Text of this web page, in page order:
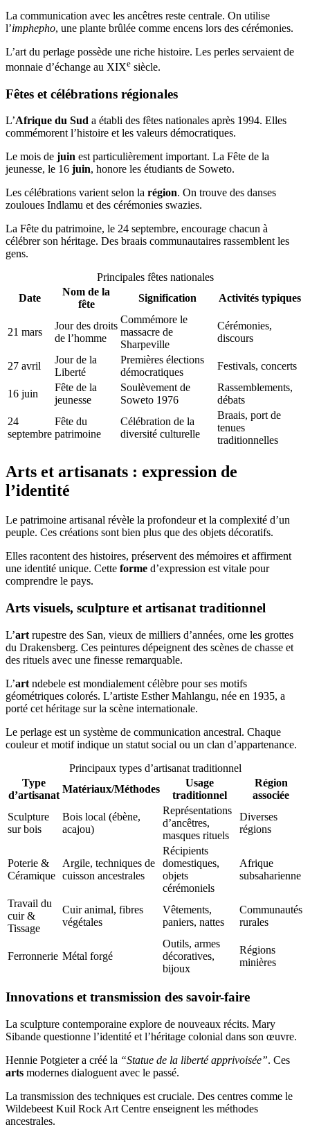
La communication avec les ancêtres reste centrale. On utilise
l’imphepho, une plante brûlée comme encens lors des cérémonies.
L’art du perlage possède une riche histoire. Les perles servaient de
monnaie d’échange au XIXe siècle.
Fêtes et célébrations régionales
L’Afrique du Sud a établi des fêtes nationales après 1994. Elles
commémorent l’histoire et les valeurs démocratiques.
Le mois de juin est particulièrement important. La Fête de la
jeunesse, le 16 juin, honore les étudiants de Soweto.
Les célébrations varient selon la région. On trouve des danses
zouloues Indlamu et des cérémonies swazies.
La Fête du patrimoine, le 24 septembre, encourage chacun à
célébrer son héritage. Des braais communautaires rassemblent les
gens.
Principales fêtes nationales
Date
Nom de la
fête
Signification Activités typiques
21 mars
Jour des droits
de l’homme
Commémore le
massacre de
Sharpeville
Cérémonies,
discours
27 avril
Jour de la
Liberté
Premières élections
démocratiques
Festivals, concerts
16 juin
Fête de la
jeunesse
Soulèvement de
Soweto 1976
Rassemblements,
débats
24
septembre
Fête du
patrimoine
Célébration de la
diversité culturelle
Braais, port de
tenues
traditionnelles
Arts et artisanats : expression de
l’identité
Le patrimoine artisanal révèle la profondeur et la complexité d’un
peuple. Ces créations sont bien plus que des objets décoratifs.
Elles racontent des histoires, préservent des mémoires et affirment
une identité unique. Cette forme d’expression est vitale pour
comprendre le pays.
Arts visuels, sculpture et artisanat traditionnel
L’art rupestre des San, vieux de milliers d’années, orne les grottes
du Drakensberg. Ces peintures dépeignent des scènes de chasse et
des rituels avec une finesse remarquable.
L’art ndebele est mondialement célèbre pour ses motifs
géométriques colorés. L’artiste Esther Mahlangu, née en 1935, a
porté cet héritage sur la scène internationale.
Le perlage est un système de communication ancestral. Chaque
couleur et motif indique un statut social ou un clan d’appartenance.
Principaux types d’artisanat traditionnel
Type
d’artisanat
Matériaux/Méthodes
Usage
traditionnel
Région
associée
Sculpture
sur bois
Bois local (ébène,
acajou)
Représentations
d’ancêtres,
masques rituels
Diverses
régions
Poterie &
Céramique
Argile, techniques de
cuisson ancestrales
Récipients
domestiques,
objets
cérémoniels
Afrique
subsaharienne
Travail du
cuir &
Tissage
Cuir animal, fibres
végétales
Vêtements,
paniers, nattes
Communautés
rurales
Ferronnerie Métal forgé
Outils, armes
décoratives,
bijoux
Régions
minières
Innovations et transmission des savoir-faire
La sculpture contemporaine explore de nouveaux récits. Mary
Sibande questionne l’identité et l’héritage colonial dans son œuvre.
Hennie Potgieter a créé la “Statue de la liberté apprivoisée”. Ces
arts modernes dialoguent avec le passé.
La transmission des techniques est cruciale. Des centres comme le
Wildebeest Kuil Rock Art Centre enseignent les méthodes
ancestrales.